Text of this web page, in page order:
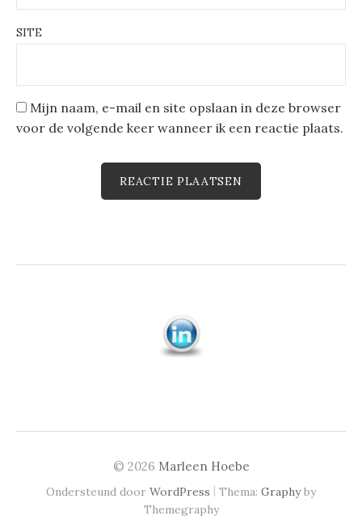
SITE
Mijn naam, e-mail en site opslaan in deze browser
voor de volgende keer wanneer ik een reactie plaats.
© 2026 Marleen Hoebe
Ondersteund door WordPress | Thema: Graphyby
Themegraphy